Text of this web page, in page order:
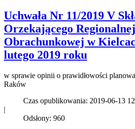
Uchwała Nr 11/2019 V
Orzekającego
Obrachunkowej w
lutego 2019 roku
w sprawie opinii o prawidłowości
Raków
Czas opublikowania: 2019-06-13
|
Odsłony: 960